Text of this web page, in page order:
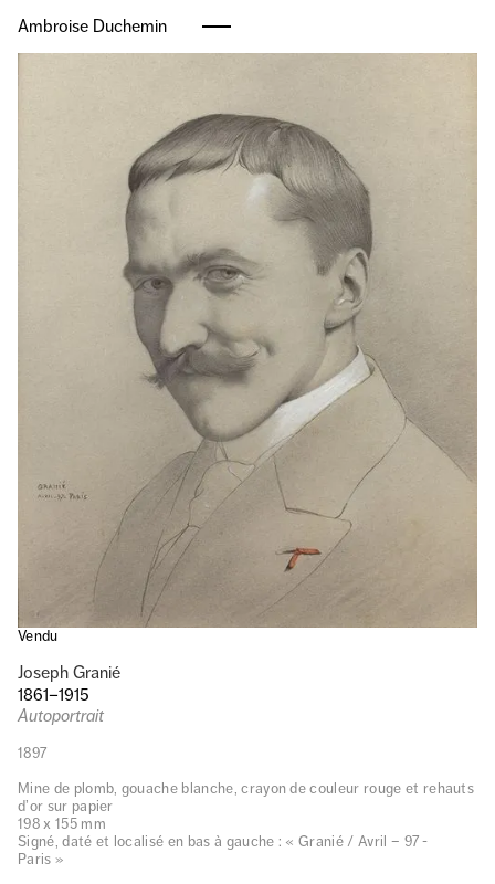
Ambroise Duchemin
Vendu
Joseph Granié
1861–1915
Autoportrait
1897
Mine de plomb, gouache blanche, crayon de couleur rouge et rehauts
d’or sur papier
198 x 155 mm
Signé, daté et localisé en bas à gauche : « Granié / Avril – 97 -
Paris »